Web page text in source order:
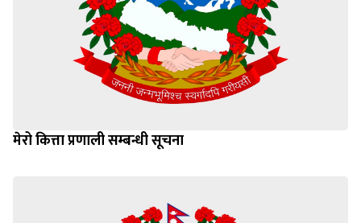
मेरो कित्ता प्रणाली सम्बन्धी सूचना